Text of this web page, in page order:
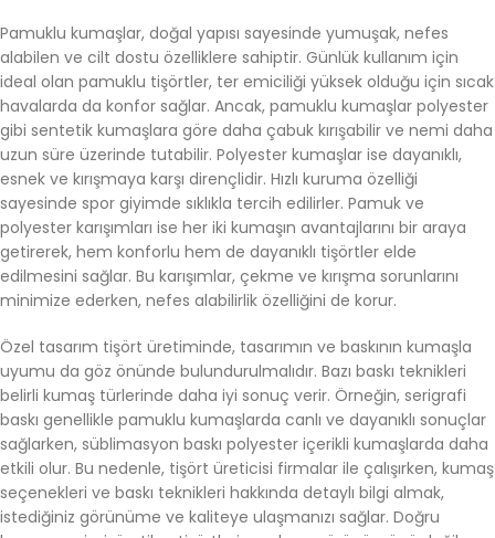
Pamuklu kumaşlar, doğal yapısı sayesinde yumuşak, nefes
alabilen ve cilt dostu özelliklere sahiptir. Günlük kullanım için
ideal olan pamuklu tişörtler, ter emiciliği yüksek olduğu için sıcak
havalarda da konfor sağlar. Ancak, pamuklu kumaşlar polyester
gibi sentetik kumaşlara göre daha çabuk kırışabilir ve nemi daha
uzun süre üzerinde tutabilir. Polyester kumaşlar ise dayanıklı,
esnek ve kırışmaya karşı dirençlidir. Hızlı kuruma özelliği
sayesinde spor giyimde sıklıkla tercih edilirler. Pamuk ve
polyester karışımları ise her iki kumaşın avantajlarını bir araya
getirerek, hem konforlu hem de dayanıklı tişörtler elde
edilmesini sağlar. Bu karışımlar, çekme ve kırışma sorunlarını
minimize ederken, nefes alabilirlik özelliğini de korur.
Özel tasarım tişört üretiminde, tasarımın ve baskının kumaşla
uyumu da göz önünde bulundurulmalıdır. Bazı baskı teknikleri
belirli kumaş türlerinde daha iyi sonuç verir. Örneğin, serigrafi
baskı genellikle pamuklu kumaşlarda canlı ve dayanıklı sonuçlar
sağlarken, süblimasyon baskı polyester içerikli kumaşlarda daha
etkili olur. Bu nedenle, tişört üreticisi firmalar ile çalışırken, kumaş
seçenekleri ve baskı teknikleri hakkında detaylı bilgi almak,
istediğiniz görünüme ve kaliteye ulaşmanızı sağlar. Doğru